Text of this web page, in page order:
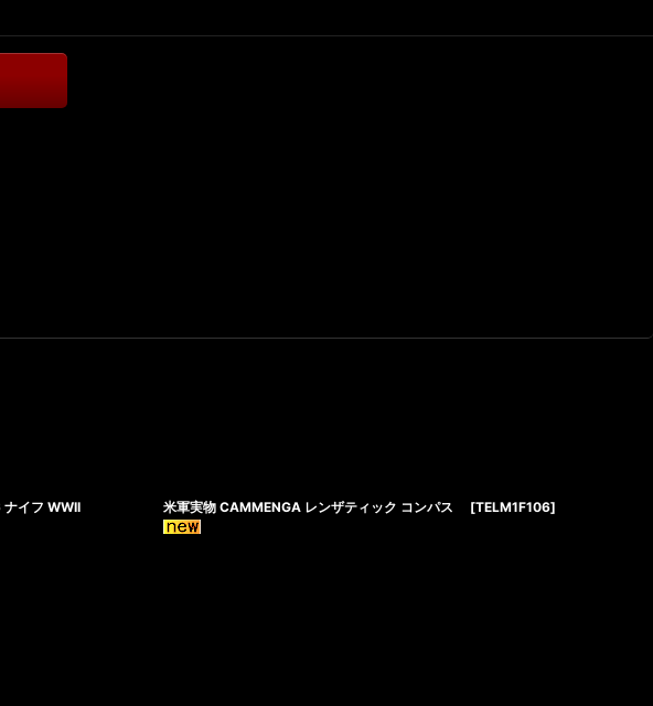
イフ WWII
米軍実物 CAMMENGA レンザティック コンパス [TELM1F106]